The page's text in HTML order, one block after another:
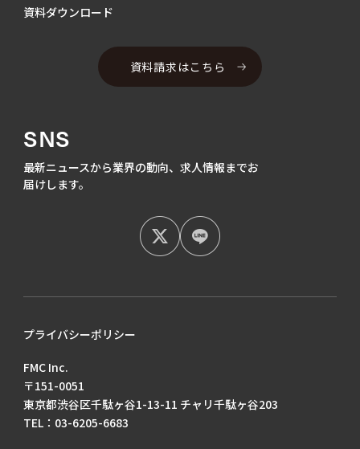
資料ダウンロード
資料請求はこちら
SNS
最新ニュースから業界の動向、 求人情報までお
届けします。
プライバシーポリシー
FMC Inc.
〒151-0051
東京都渋谷区千駄ヶ谷1-13-11 チャリ千駄ヶ谷203
TEL：03-6205-6683